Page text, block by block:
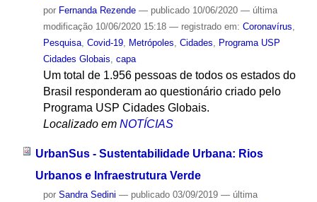
por Fernanda Rezende — publicado10/06/2020 — última
modificação10/06/2020 15:18 — registrado em: Coronavírus
Pesquisa, Covid-19, Metrópoles Cidades
Programa USP
Cidades Globais capa
Um total de 1.956 pessoas de todos os estados do
Brasil responderam ao questionário criado pelo
Programa USP Cidades Globais.
Localizado em NOTÍCIAS
UrbanSus - Sustentabilidade Urbana: Rios
Urbanos e Infraestrutura Verde
por Sandra Sedini — publicado03/09/2019 — última